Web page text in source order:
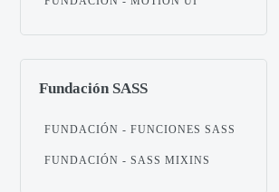
Fundación SASS
FUNDACIÓN - FUNCIONES SASS
FUNDACIÓN - SASS MIXINS